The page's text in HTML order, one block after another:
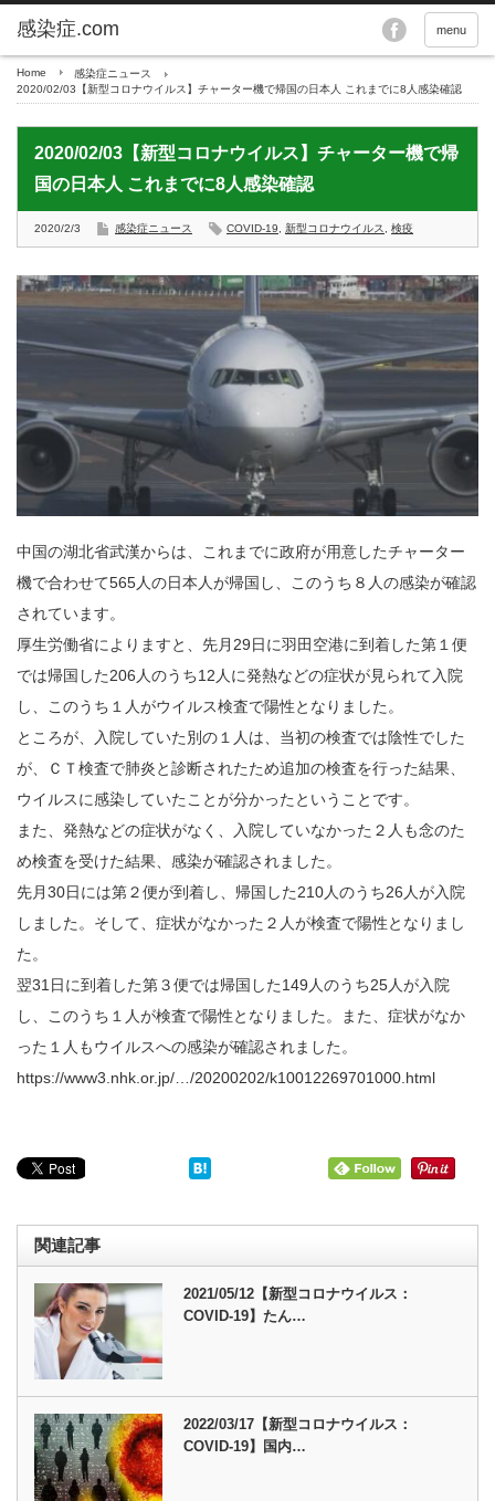
menu
Home
感染症ニュース
2020/02/03【新型コロナウイルス】チャーター機で帰国の日本人 これまでに8人感染確認
2020/02/03【新型コロナウイルス】チャーター機で帰
国の日本人 これまでに8人感染確認
2020/2/3 感染症ニュース COVID-19 新型コロナウイルス 検疫
中国の湖北省武漢からは、これまでに政府が用意したチャーター
機で合わせて565人の日本人が帰国し、このうち８人の感染が確認
されています。
厚生労働省によりますと、先月29日に羽田空港に到着した第１便
では帰国した206人のうち12人に発熱などの症状が見られて入院
し、このうち１人がウイルス検査で陽性となりました。
ところが、入院していた別の１人は、当初の検査では陰性でした
が、ＣＴ検査で肺炎と診断されたため追加の検査を行った結果、
ウイルスに感染していたことが分かったということです。
また、発熱などの症状がなく、入院していなかった２人も念のた
め検査を受けた結果、感染が確認されました。
先月30日には第２便が到着し、帰国した210人のうち26人が入院
しました。そして、症状がなかった２人が検査で陽性となりまし
た。
翌31日に到着した第３便では帰国した149人のうち25人が入院
し、このうち１人が検査で陽性となりました。また、症状がなか
った１人もウイルスへの感染が確認されました。
https://www3.nhk.or.jp/…/20200202/k10012269701000.html
関連記事
2021/05/12【新型コロナウイルス：
COVID-19】たん…
2022/03/17【新型コロナウイルス：
COVID-19】国内…